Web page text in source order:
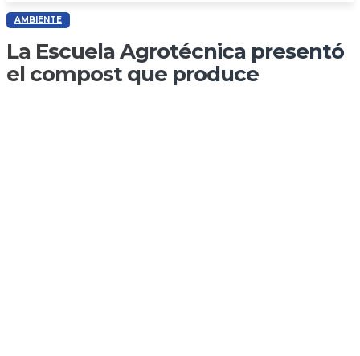
AMBIENTE
La Escuela Agrotécnica presentó
el compost que produce